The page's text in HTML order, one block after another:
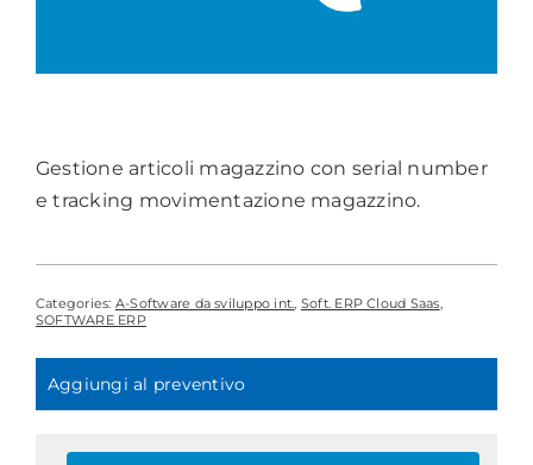
Gestione articoli magazzino con serial number
e tracking movimentazione magazzino.
Categories: A-Software da sviluppo int., Soft. ERP Cloud Saas,
SOFTWARE ERP
Aggiungi al preventivo